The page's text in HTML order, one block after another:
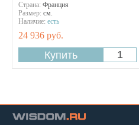
Страна: Франция
Размер: см.
Наличие: есть
24 936 руб.